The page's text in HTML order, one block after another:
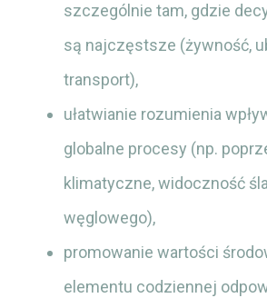
szczególnie tam, gdzie
są najczęstsze (żywność,
transport),
ułatwianie rozumienia
globalne procesy (np.
klimatyczne, widoczność
węglowego),
promowanie wartości
elementu codziennej